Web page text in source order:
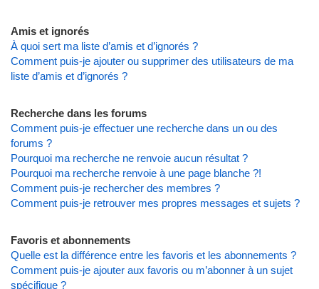
Amis et ignorés
À quoi sert ma liste d’amis et d’ignorés ?
Comment puis-je ajouter ou supprimer des utilisateurs de ma
liste d’amis et d’ignorés ?
Recherche dans les forums
Comment puis-je effectuer une recherche dans un ou des
forums ?
Pourquoi ma recherche ne renvoie aucun résultat ?
Pourquoi ma recherche renvoie à une page blanche ?!
Comment puis-je rechercher des membres ?
Comment puis-je retrouver mes propres messages et sujets ?
Favoris et abonnements
Quelle est la différence entre les favoris et les abonnements ?
Comment puis-je ajouter aux favoris ou m’abonner à un sujet
spécifique ?